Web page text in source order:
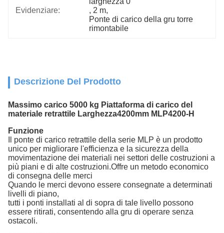
Evidenziare:
, 2 m,
Ponte di carico della gru torre
rimontabile
Descrizione Del Prodotto
Massimo carico 5000 kg Piattaforma di carico del
materiale retrattile Larghezza4200mm MLP4200-H
Funzione
Il ponte di carico retrattile della serie MLP è un prodotto
unico per migliorare l'efficienza e la sicurezza della
movimentazione dei materiali nei settori delle costruzioni a
più piani e di alte costruzioni.Offre un metodo economico
di consegna delle merci
Quando le merci devono essere consegnate a determinati
livelli di piano,
tutti i ponti installati al di sopra di tale livello possono
essere ritirati, consentendo alla gru di operare senza
ostacoli.